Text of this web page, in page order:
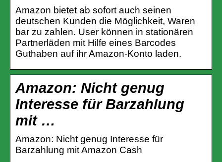
Amazon bietet ab sofort auch seinen
deutschen Kunden die Möglichkeit, Waren
bar zu zahlen. User können in stationären
Partnerläden mit Hilfe eines Barcodes
Guthaben auf ihr Amazon-Konto laden.
Amazon: Nicht genug
Interesse für Barzahlung
mit …
Amazon: Nicht genug Interesse für
Barzahlung mit Amazon Cash